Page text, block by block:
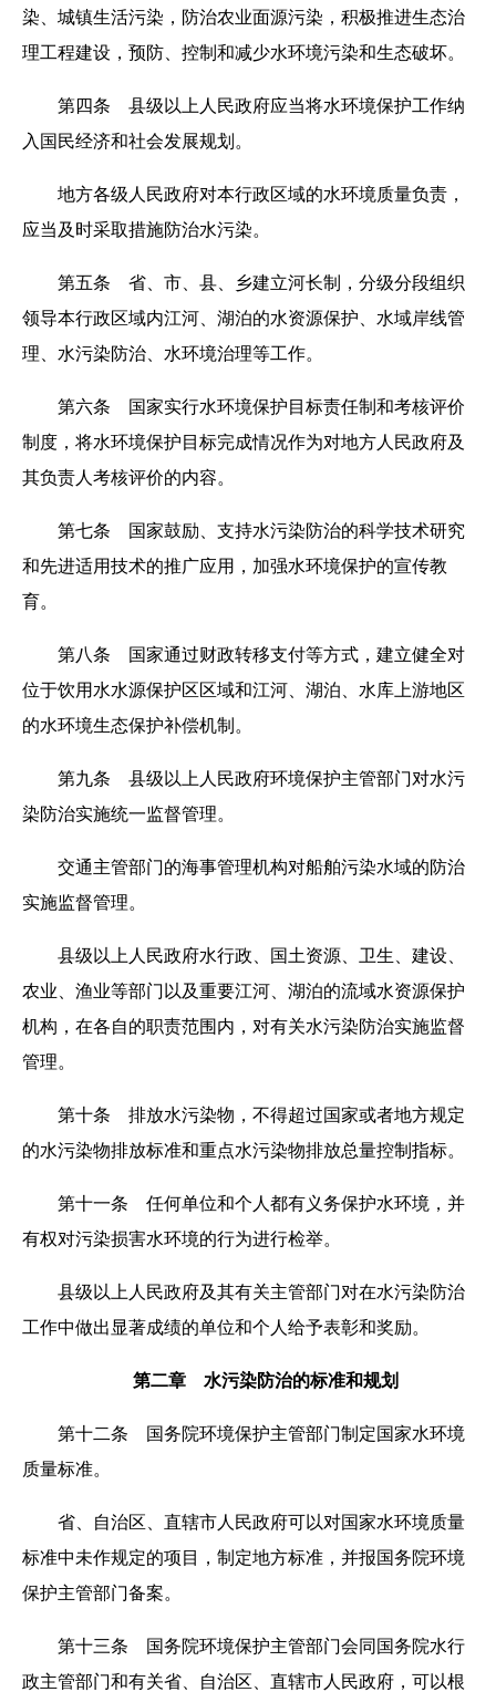
染、城镇生活污染，防治农业面源污染，积极推进生态治
理工程建设，预防、控制和减少水环境污染和生态破坏。
第四条 县级以上人民政府应当将水环境保护工作纳
入国民经济和社会发展规划。
地方各级人民政府对本行政区域的水环境质量负责，
应当及时采取措施防治水污染。
第五条 省、市、县、乡建立河长制，分级分段组织
领导本行政区域内江河、湖泊的水资源保护、水域岸线管
理、水污染防治、水环境治理等工作。
第六条 国家实行水环境保护目标责任制和考核评价
制度，将水环境保护目标完成情况作为对地方人民政府及
其负责人考核评价的内容。
第七条 国家鼓励、支持水污染防治的科学技术研究
和先进适用技术的推广应用，加强水环境保护的宣传教
育。
第八条 国家通过财政转移支付等方式，建立健全对
位于饮用水水源保护区区域和江河、湖泊、水库上游地区
的水环境生态保护补偿机制。
第九条 县级以上人民政府环境保护主管部门对水污
染防治实施统一监督管理。
交通主管部门的海事管理机构对船舶污染水域的防治
实施监督管理。
县级以上人民政府水行政、国土资源、卫生、建设、
农业、渔业等部门以及重要江河、湖泊的流域水资源保护
机构，在各自的职责范围内，对有关水污染防治实施监督
管理。
第十条 排放水污染物，不得超过国家或者地方规定
的水污染物排放标准和重点水污染物排放总量控制指标。
第十一条 任何单位和个人都有义务保护水环境，并
有权对污染损害水环境的行为进行检举。
县级以上人民政府及其有关主管部门对在水污染防治
工作中做出显著成绩的单位和个人给予表彰和奖励。
第二章 水污染防治的标准和规划
第十二条 国务院环境保护主管部门制定国家水环境
质量标准。
省、自治区、直辖市人民政府可以对国家水环境质量
标准中未作规定的项目，制定地方标准，并报国务院环境
保护主管部门备案。
第十三条 国务院环境保护主管部门会同国务院水行
政主管部门和有关省、自治区、直辖市人民政府，可以根